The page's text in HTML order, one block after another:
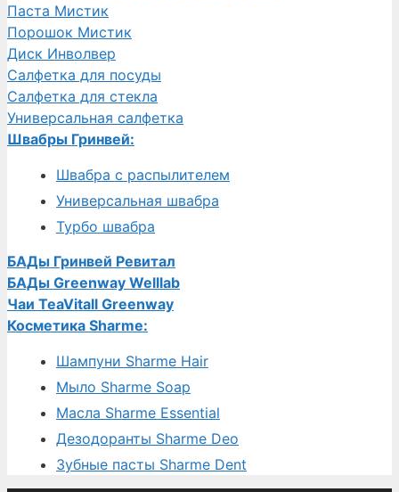
Паста Мистик
Порошок Мистик
Диск Инволвер
Салфетка для посуды
Салфетка для стекла
Универсальная салфетка
Швабры Гринвей:
Швабра с распылителем
Универсальная швабра
Турбо швабра
БАДы Гринвей Ревитал
БАДы Greenway Welllab
Чаи TeaVitall Greenway
Косметика Sharme:
Шампуни Sharme Hair
Мыло Sharme Soap
Масла Sharme Essential
Дезодоранты Sharme Deo
Зубные пасты Sharme Dent